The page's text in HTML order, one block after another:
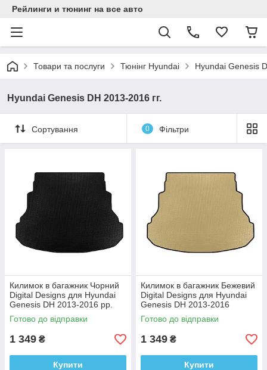
Рейлинги и тюнинг на все авто
Товари та послуги Тюнінг Hyundai Hyundai Genesis
Hyundai Genesis DH 2013-2016 гг.
Сортування 0 Фільтри
Килимок в багажник Чорний
Digital Designs для Hyundai
Genesis DH 2013-2016 рр.
Етилвінілацетат
Готово до відправки
1 349 ₴
Купити
Килимок в багажник Бежевий
Digital Designs для Hyundai
Genesis DH 2013-2016
Етилвінілацетат
Готово до відправки
1 349 ₴
Купити